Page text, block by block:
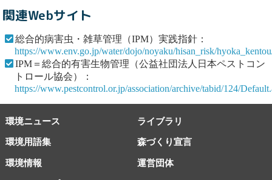
関連Webサイト
総合的病害虫・雑草管理（IPM）実践指針：
https://www.env.go.jp/water/dojo/noyaku/hisan_risk/
IPM＝総合的有害生物管理（公益社団法人日本ペストコン
トロール協会）：
https://www.pestcontrol.or.jp/association/archive/tabid/124/
環境ニュース ライブラリ
環境用語集 森づくり宣言
環境情報 運営団体